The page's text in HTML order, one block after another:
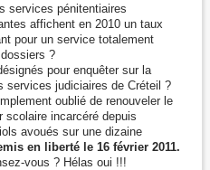
services pénitentiaires
affichent en 2010 un taux
pour un service totalement
?
pour enquêter sur la
services judiciaires de Créteil ?
oublié de renouveler le
scolaire incarcéré depuis
avoués sur une dizaine
en liberté le 16 février 2011.
vous ? Hélas oui !!!